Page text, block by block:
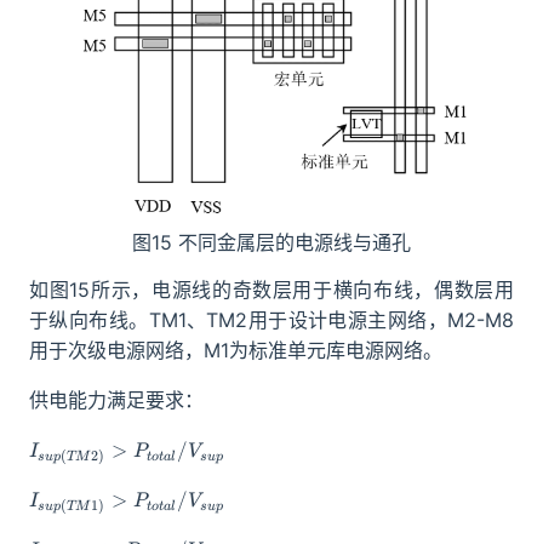
图15 不同金属层的电源线与通孔
如图15所示，电源线的奇数层用于横向布线，偶数层用
于纵向布线。TM1、TM2用于设计电源主网络，M2-M8
用于次级电源网络，M1为标准单元库电源网络。
供电能力满足要求：
I_{sup(TM2)}>P_{total}/V_{sup}
Isup(TM 2) > Ptotal /Vsup
I_{sup(TM1)}>P_{total}/V_{sup}
Isup(TM 1) > Ptotal /Vsup